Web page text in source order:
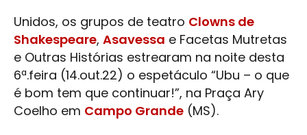
​Unidos, os grupos de teatro Clowns de
Shakespeare, Asavessa e Facetas Mutretas
e Outras Histórias estrearam na noite desta
6ª.feira (14.out.22) o espetáculo “Ubu – o que
é bom tem que continuar!”, na Praça Ary
Coelho em Campo Grande (MS).